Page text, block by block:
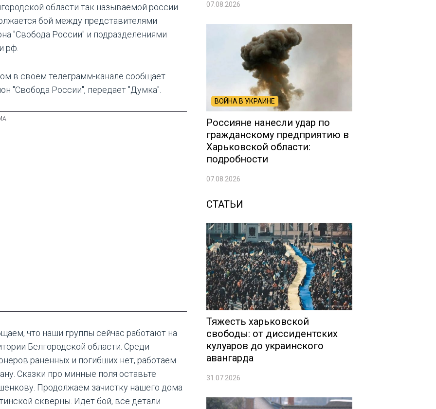
области так называемой россии
бой между представителями
"Свобода России" и подразделениями
рф.
в своем телеграмм-канале сообщает
"Свобода России", передает "Думка".
что наши группы сейчас работают на
Белгородской области. Среди
раненных и погибших нет, работаем
Сказки про минные поля оставьте
Продолжаем зачистку нашего дома
скверны. Идет бой, все детали
07.08.2026
ВОЙНА В УКРАИНЕ
Россияне нанесли удар по
гражданскому предприятию в
Харьковской области:
подробности
07.08.2026
СТАТЬИ
Тяжесть харьковской
свободы: от диссидентских
кулуаров до украинского
авангарда
31.07.2026